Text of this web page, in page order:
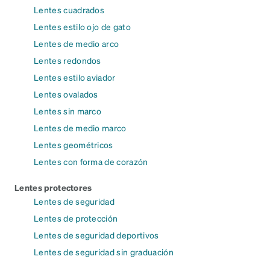
Lentes cuadrados
Lentes estilo ojo de gato
Lentes de medio arco
Lentes redondos
Lentes estilo aviador
Lentes ovalados
Lentes sin marco
Lentes de medio marco
Lentes geométricos
Lentes con forma de corazón
Lentes protectores
Lentes de seguridad
Lentes de protección
Lentes de seguridad deportivos
Lentes de seguridad sin graduación